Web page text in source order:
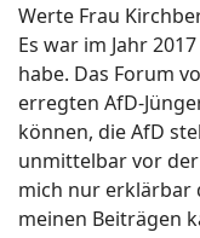
Werte Frau
Es war im Jahr
habe. Das Forum
erregten AfD-
können, die AfD
unmittelbar vor
mich nur erklärbar
meinen Beiträgen